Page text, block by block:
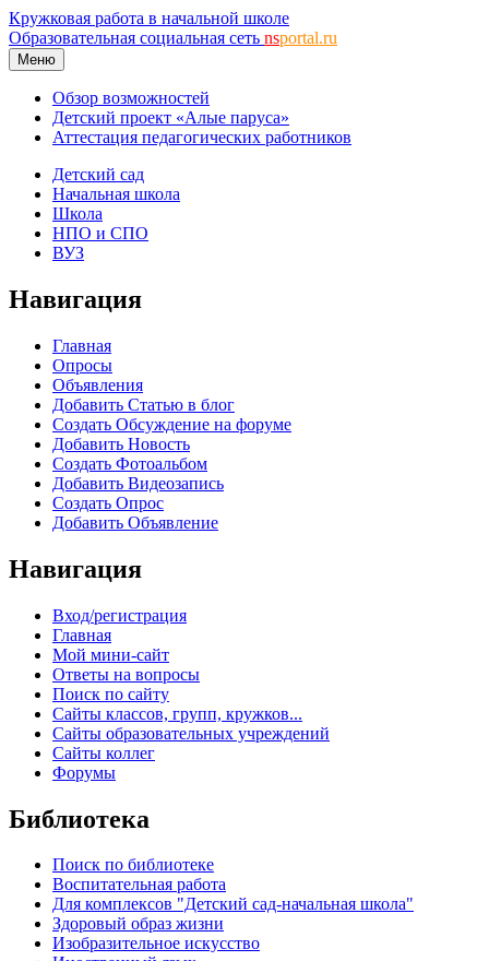
Кружковая работа в начальной школе
Образовательная социальная сеть nsportal.ru
Меню
Обзор возможностей
Детский проект «Алые паруса»
Аттестация педагогических работников
Детский сад
Начальная школа
Школа
НПО и СПО
ВУЗ
Навигация
Главная
Опросы
Объявления
Добавить Статью в блог
Создать Обсуждение на форуме
Добавить Новость
Создать Фотоальбом
Добавить Видеозапись
Создать Опрос
Добавить Объявление
Навигация
Вход/регистрация
Главная
Мой мини-сайт
Ответы на вопросы
Поиск по сайту
Сайты классов, групп, кружков...
Сайты образовательных учреждений
Сайты коллег
Форумы
Библиотека
Поиск по библиотеке
Воспитательная работа
Для комплексов "Детский сад-начальная школа"
Здоровый образ жизни
Изобразительное искусство